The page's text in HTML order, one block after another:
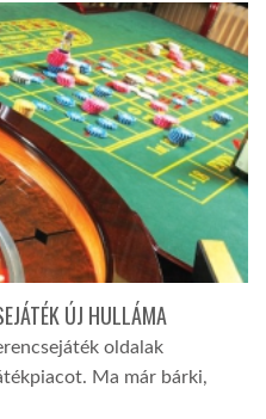
ÚJ HULLÁMA
oldalak
Ma már bárki,